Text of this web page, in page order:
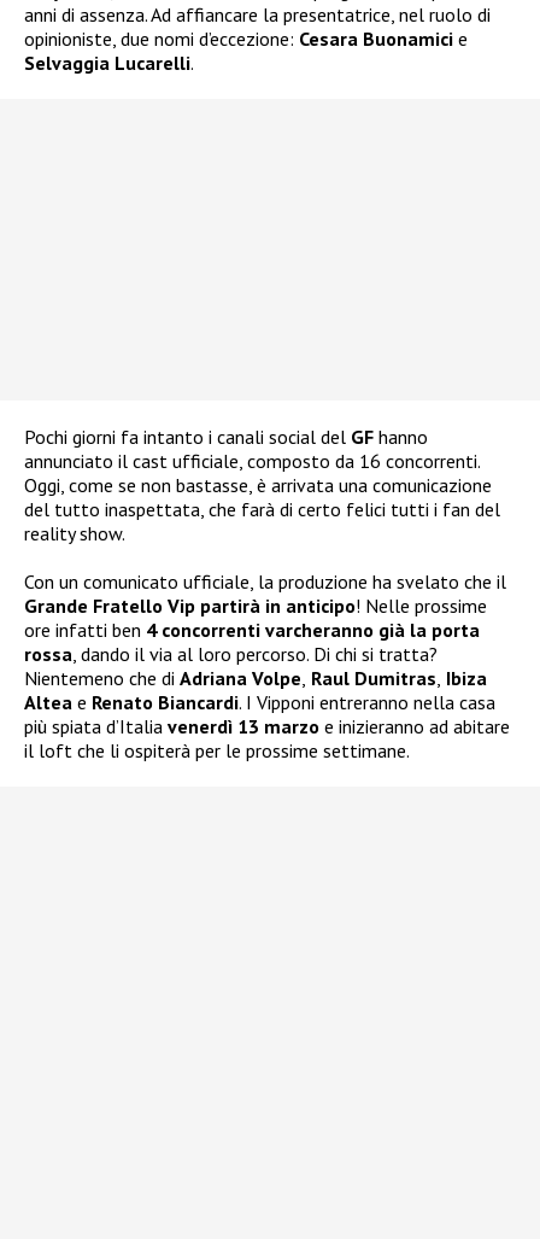
anni di assenza. Ad affiancare la presentatrice, nel ruolo di
opinioniste, due nomi d’eccezione: Cesara Buonamici e
Selvaggia Lucarelli.
Pochi giorni fa intanto i canali social del GF hanno
annunciato il cast ufficiale, composto da 16 concorrenti.
Oggi, come se non bastasse, è arrivata una comunicazione
del tutto inaspettata, che farà di certo felici tutti i fan del
reality show.
Con un comunicato ufficiale, la produzione ha svelato che il
Grande Fratello Vip partirà in anticipo! Nelle prossime
ore infatti ben 4 concorrenti varcheranno già la porta
rossa , dando il via al loro percorso. Di chi si tratta?
Nientemeno che di Adriana Volpe Raul Dumitras Ibiza
Altea e Renato Biancardi. I Vipponi entreranno nella casa
più spiata d’Italia venerdì 13 marzo e inizieranno ad abitare
il loft che li ospiterà per le prossime settimane.